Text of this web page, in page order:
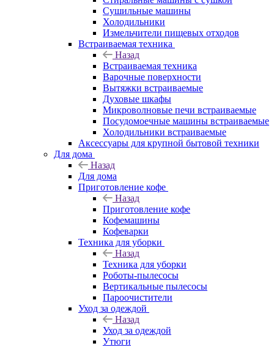
Сушильные машины
Холодильники
Измельчители пищевых отходов
Встраиваемая техника
Назад
Встраиваемая техника
Варочные поверхности
Вытяжки встраиваемые
Духовые шкафы
Микроволновые печи встраиваемые
Посудомоечные машины встраиваемые
Холодильники встраиваемые
Аксессуары для крупной бытовой техники
Для дома
Назад
Для дома
Приготовление кофе
Назад
Приготовление кофе
Кофемашины
Кофеварки
Техника для уборки
Назад
Техника для уборки
Роботы-пылесосы
Вертикальные пылесосы
Пароочистители
Уход за одеждой
Назад
Уход за одеждой
Утюги